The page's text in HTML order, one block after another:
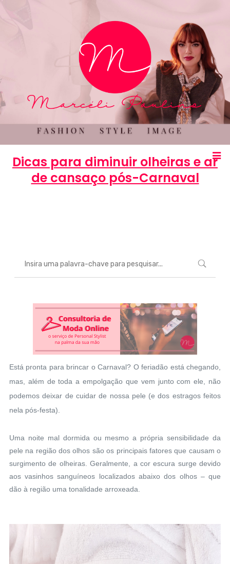
Dicas para diminuir olheiras e ar
de cansaço pós-Carnaval
Está pronta para brincar o Carnaval? O feriadão está chegando,
mas, além de toda a empolgação que vem junto com ele, não
podemos deixar de cuidar de nossa pele (e dos estragos feitos
nela pós-festa).
Uma noite mal dormida ou mesmo a própria sensibilidade da
pele na região dos olhos são os principais fatores que causam o
surgimento de olheiras. Geralmente, a cor escura surge devido
aos vasinhos sanguíneos localizados abaixo dos olhos – que
dão à região uma tonalidade arroxeada.